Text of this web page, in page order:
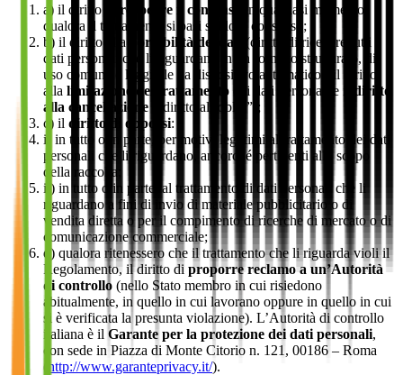
a) il diritto di
revocare il consenso
in qualsiasi momento,
qualora il trattamento si basi sul loro consenso;
b) il diritto alla
portabilità dei dati
(diritto di ricevere tutti i
dati personali che li riguardano in un formato strutturato, di
uso comune e leggibile da dispositivo automatico), il diritto
alla limitazione del trattamento dei dati personali e il
diritto
alla cancellazione (“diritto all’oblio”);
c) il diritto di opporsi:
i) in tutto o in parte, per motivi legittimi al trattamento dei dati
personali che li riguardano, ancorché pertinenti allo scopo
della raccolta;
ii) in tutto o in parte, al trattamento di dati personali che li
riguardano a fini di invio di materiale pubblicitario o di
vendita diretta o per il compimento di ricerche di mercato o di
comunicazione commerciale;
d) qualora ritenessero che il trattamento che li riguarda violi il
Regolamento, il diritto di proporre reclamo a un’Autorità
di controllo (nello Stato membro in cui risiedono
abitualmente, in quello in cui lavorano oppure in quello in cui
si è verificata la presunta violazione). L’Autorità di controllo
italiana è il Garante per la protezione dei dati personali,
con sede in Piazza di Monte Citorio n. 121, 00186 – Roma
( http://www.garanteprivacy.it/).